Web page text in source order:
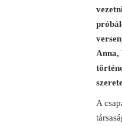
Anna,
A